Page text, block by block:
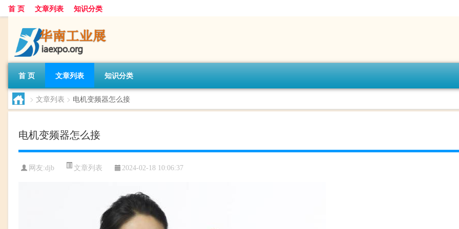
首 页 文章列表 知识分类
首 页 文章列表 知识分类
> 文章列表 > 电机变频器怎么接
电机变频器怎么接
网友:djb 文章列表 2024-02-18 10:06:37